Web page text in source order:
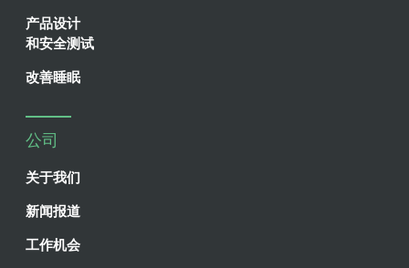
产品设计
和安全测试
改善睡眠
公司
关于我们
新闻报道
工作机会